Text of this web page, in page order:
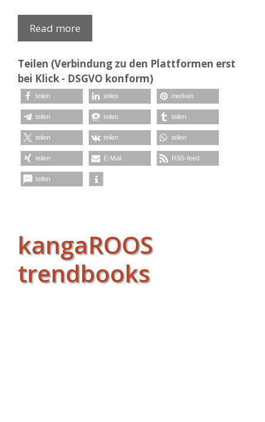
Read more
Teilen (Verbindung zu den Plattformen erst
bei Klick - DSGVO konform)
teilen teilen merken
teilen teilen teilen
teilen teilen teilen
teilen E-Mail RSS-feed
teilen
kangaROOS
trendbooks